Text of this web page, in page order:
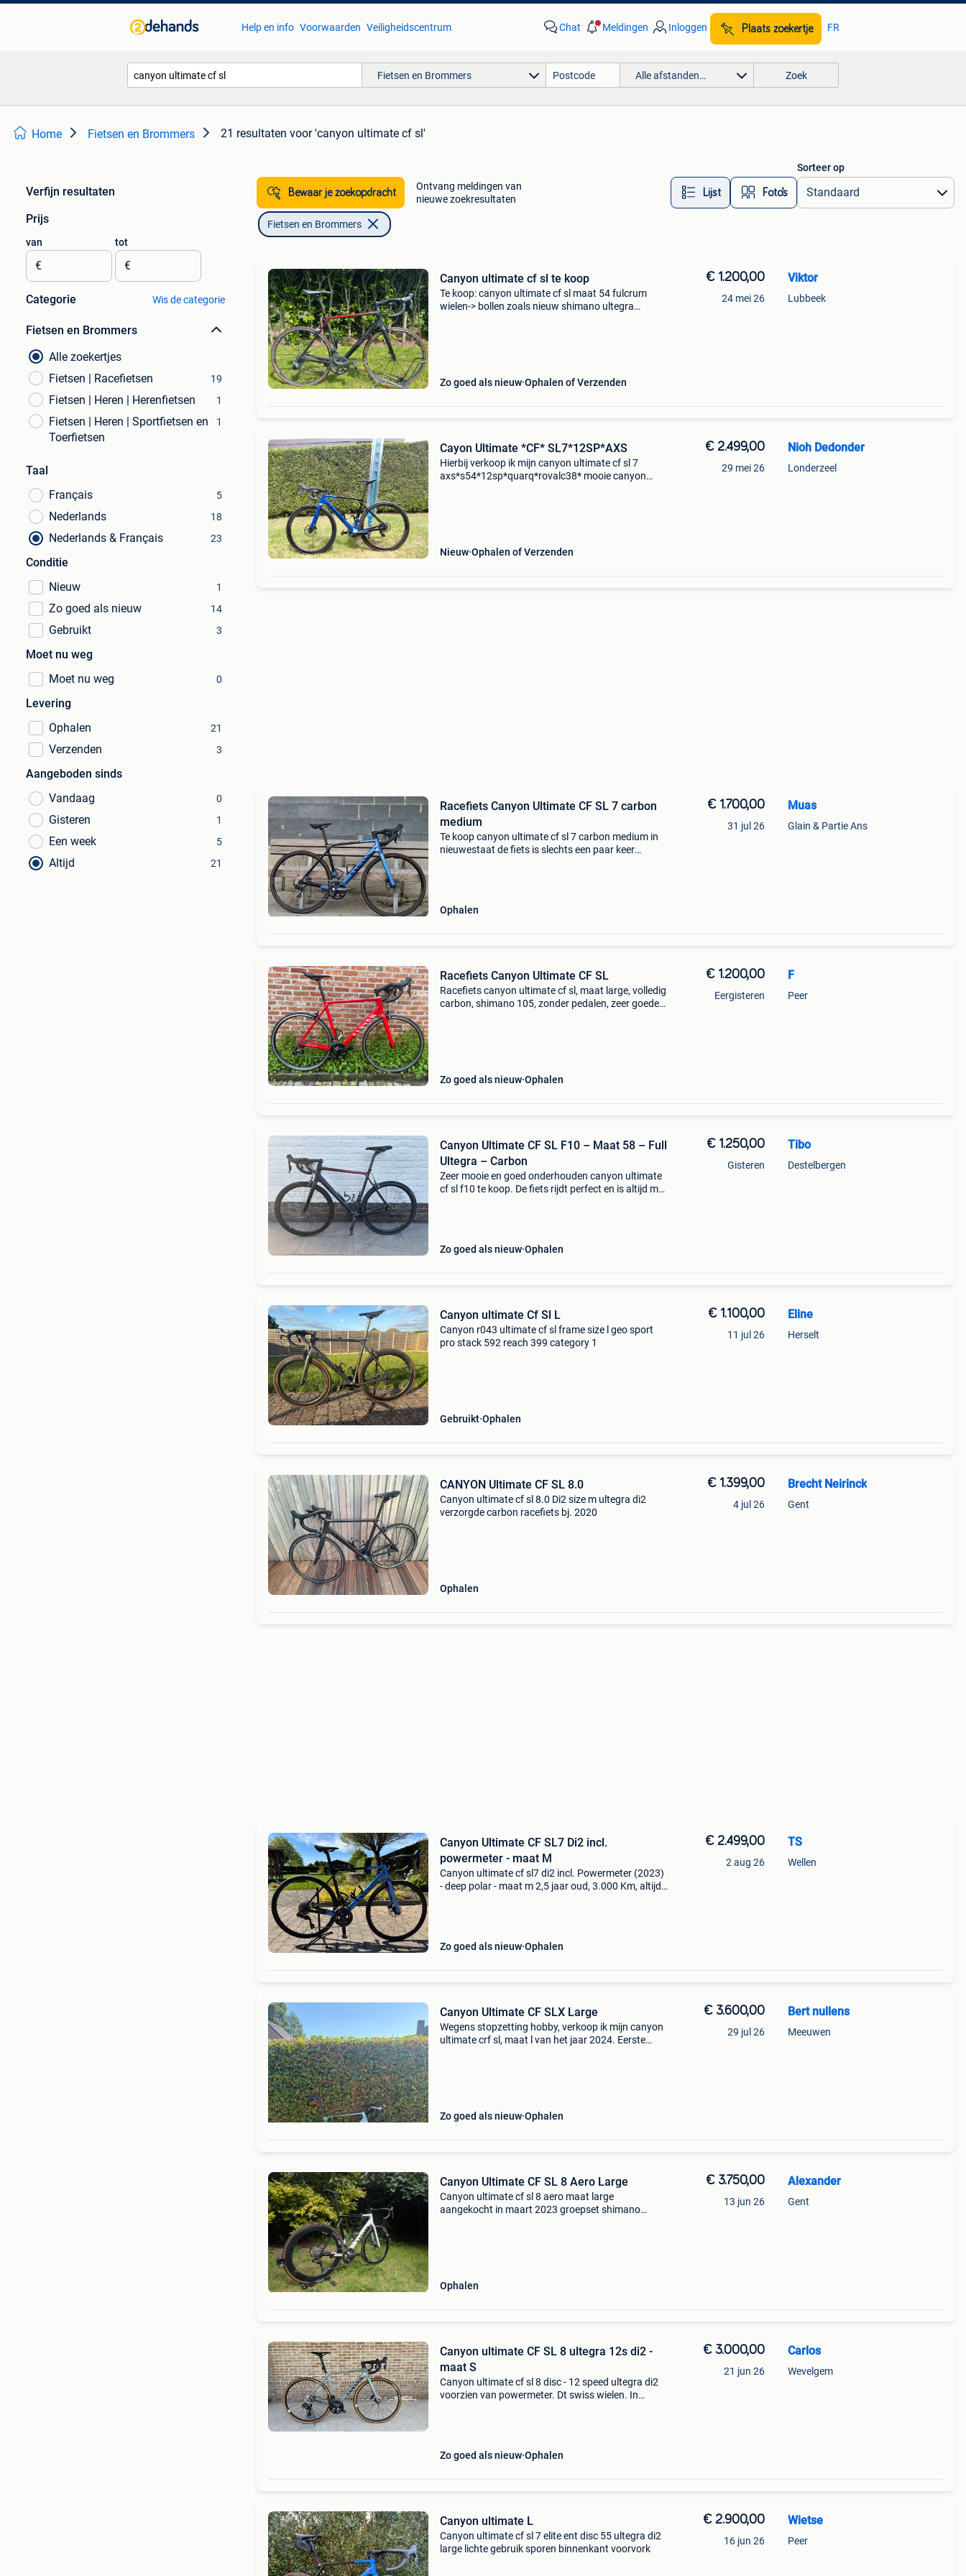
Help en info Voorwaarden Veiligheidscentrum Chat Meldingen Inloggen Plaats zoekertje FR
Fietsen en Brommers Alle afstanden… Zoek
Home Fietsen en Brommers 21 resultaten voor 'canyon ultimate cf sl'
Verfijn resultaten
Prijs
van
€
tot
€
Categorie Wis de categorie
Fietsen en Brommers
Alle zoekertjes
Fietsen | Racefietsen
19
Fietsen | Heren | Herenfietsen 1
Fietsen | Heren | Sportfietsen en
Toerfietsen
1
Taal
Français
5
Nederlands 18
Nederlands & Français 23
Conditie
Nieuw
1
Zo goed als nieuw 14
Gebruikt 3
Moet nu weg
Moet nu weg
0
Levering
Ophalen
21
Verzenden 3
Aangeboden sinds
Vandaag
0
Gisteren 1
Een week 5
Altijd 21
Bewaar je zoekopdracht
Ontvang meldingen van
nieuwe zoekresultaten
Lijst Foto’s
Sorteer op
Fietsen en Brommers
Canyon ultimate cf sl te koop
Te koop: canyon ultimate cf sl maat 54 fulcrum
wielen-> bollen zoals nieuw shimano ultegra
Zo goed als nieuw Ophalen of Verzenden
€ 1.200,00
24 mei 26
Viktor
Lubbeek
Cayon Ultimate *CF* SL7*12SP*AXS
Hierbij verkoop ik mijn canyon ultimate cf sl 7
axs*s54*12sp*quarq*rovalc38* mooie canyon
Nieuw Ophalen of Verzenden
€ 2.499,00
29 mei 26
Nioh Dedonder
Londerzeel
Racefiets Canyon Ultimate CF SL 7 carbon
medium
Te koop canyon ultimate cf sl 7 carbon medium in
nieuwestaat de fiets is slechts een paar keer
Ophalen
€ 1.700,00
31 jul 26
Muas
Glain & Partie Ans
Racefiets Canyon Ultimate CF SL
Racefiets canyon ultimate cf sl, maat large, volledig
carbon, shimano 105, zonder pedalen, zeer goede
Zo goed als nieuw Ophalen
€ 1.200,00
Eergisteren
F
Peer
Canyon Ultimate CF SL F10 – Maat 58 – Full
Ultegra – Carbon
Zeer mooie en goed onderhouden canyon ultimate
cf sl f10 te koop. De fiets rijdt perfect en is altijd met
Zo goed als nieuw Ophalen
€ 1.250,00
Gisteren
Tibo
Destelbergen
Canyon ultimate Cf Sl L
Canyon r043 ultimate cf sl frame size l geo sport
pro stack 592 reach 399 category 1
Gebruikt Ophalen
€ 1.100,00
11 jul 26
Eline
Herselt
CANYON Ultimate CF SL 8.0
Canyon ultimate cf sl 8.0 Di2 size m ultegra di2
verzorgde carbon racefiets bj. 2020
Ophalen
€ 1.399,00
4 jul 26
Brecht Neirinck
Gent
Canyon Ultimate CF SL7 Di2 incl.
powermeter - maat M
Canyon ultimate cf sl7 di2 incl. Powermeter (2023)
- deep polar - maat m 2,5 jaar oud, 3.000 Km, altijd
Zo goed als nieuw Ophalen
€ 2.499,00
2 aug 26
TS
Wellen
Canyon Ultimate CF SLX Large
Wegens stopzetting hobby, verkoop ik mijn canyon
ultimate crf sl, maat l van het jaar 2024. Eerste
Zo goed als nieuw Ophalen
€ 3.600,00
29 jul 26
Bert nullens
Meeuwen
Canyon Ultimate CF SL 8 Aero Large
Canyon ultimate cf sl 8 aero maat large
aangekocht in maart 2023 groepset shimano
Ophalen
€ 3.750,00
13 jun 26
Alexander
Gent
Canyon ultimate CF SL 8 ultegra 12s di2 -
maat S
Canyon ultimate cf sl 8 disc - 12 speed ultegra di2
voorzien van powermeter. Dt swiss wielen. In
Zo goed als nieuw Ophalen
€ 3.000,00
21 jun 26
Carlos
Wevelgem
Canyon ultimate L
Canyon ultimate cf sl 7 elite ent disc 55 ultegra di2
large lichte gebruik sporen binnenkant voorvork
€ 2.900,00
16 jun 26
Wietse
Peer